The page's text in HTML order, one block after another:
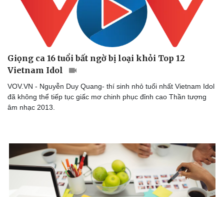
Giọng ca 16 tuổi bất ngờ bị loại khỏi Top 12
Vietnam Idol
VOV.VN - Nguyễn Duy Quang- thí sinh nhỏ tuổi nhất Vietnam Idol
đã không thể tiếp tục giấc mơ chinh phục đỉnh cao Thần tượng
âm nhạc 2013.